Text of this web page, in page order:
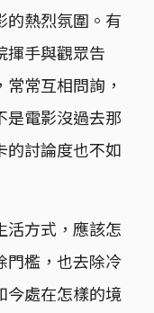
的熱烈氛圍。有
揮手與觀眾告
常互相問詢，
是電影沒過去那
的討論度也不如
活方式，應該怎
門檻，也去除冷
今處在怎樣的境